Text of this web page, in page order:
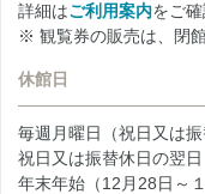
詳細はご利用案内をご確
※ 観覧券の販売は、閉
休館日
毎週月曜日（祝日又は
祝日又は振替休日の翌
年末年始（12月28日～１